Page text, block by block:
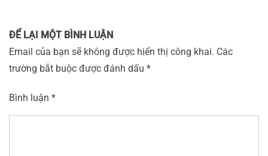
ĐỂ LẠI MỘT BÌNH LUẬN
Email của bạn sẽ không được hiển thị công khai. Các
trường bắt buộc được đánh dấu *
Bình luận *